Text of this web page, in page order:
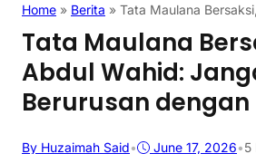
Home » Berita » Tata Maulana
Tata Maulana
Abdul Wahid:
Berurusan dengan
By Huzaimah Said• June 17, 2026•5